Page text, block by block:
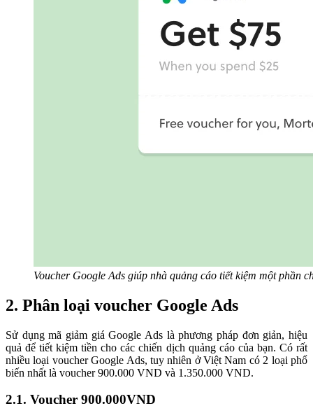
Voucher Google Ads giúp nhà quảng cáo tiết kiệm một phần
2. Phân loại voucher Google Ads
Sử dụng mã giảm giá Google Ads là phương pháp đơn giản, hiệu
quả để tiết kiệm tiền cho các chiến dịch quảng cáo của bạn. Có rất
nhiều loại voucher Google Ads, tuy nhiên ở Việt Nam có 2 loại phổ
biến nhất là voucher 900.000 VND và 1.350.000 VND.
2.1. Voucher 900.000VND